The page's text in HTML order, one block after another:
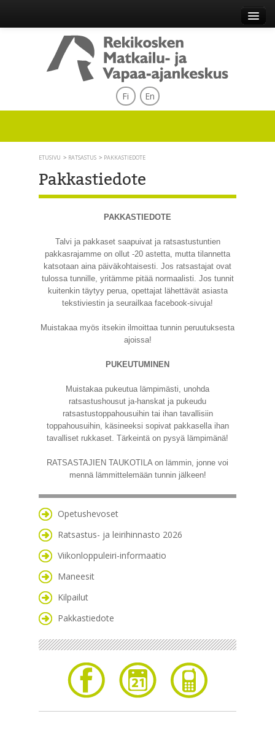
Fi En
ETUSIVU RATSASTUS PAKKASTIEDOTE
Pakkastiedote
PAKKASTIEDOTE
Talvi ja pakkaset saapuivat ja ratsastustuntien
pakkasrajamme on ollut -20 astetta, mutta tilannetta
katsotaan aina päiväkohtaisesti. Jos ratsastajat ovat
tulossa tunnille, yritämme pitää normaalisti. Jos tunnit
kuitenkin täytyy perua, opettajat lähettävät asiasta
tekstiviestin ja seurailkaa facebook-sivuja!
Muistakaa myös itsekin ilmoittaa tunnin peruutuksesta
ajoissa!
PUKEUTUMINEN
Muistakaa pukeutua lämpimästi, unohda
ratsastushousut ja-hanskat ja pukeudu
ratsastustoppahousuihin tai ihan tavallisiin
toppahousuihin, käsineeksi sopivat pakkasella ihan
tavalliset rukkaset. Tärkeintä on pysyä lämpimänä!
RATSASTAJIEN TAUKOTILA on lämmin, jonne voi
mennä lämmittelemään tunnin jälkeen!
Opetushevoset
Ratsastus- ja leirihinnasto 2026
Viikonloppuleiri-informaatio
Maneesit
Kilpailut
Pakkastiedote